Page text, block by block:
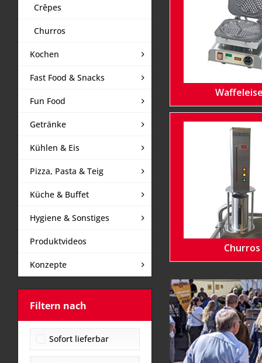
Crêpes
Churros
Kochen
Fast Food & Snacks
Fun Food
Getränke
Kühlen & Eis
Pizza, Pasta & Teig
Küche & Buffet
Hygiene & Sonstiges
Produktvideos
Konzepte
Filtern nach
Sofort lieferbar
Churros